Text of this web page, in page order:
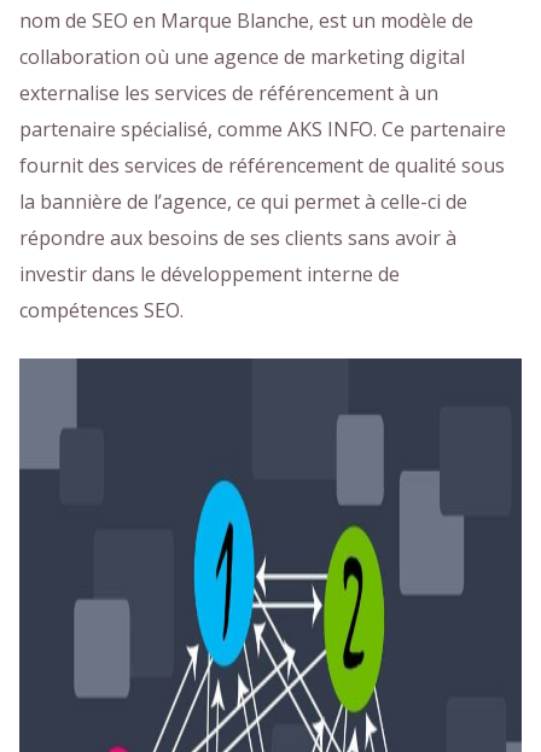
nom de SEO en Marque Blanche, est un modèle de
collaboration où une agence de marketing digital
externalise les services de référencement à un
partenaire spécialisé, comme AKS INFO. Ce partenaire
fournit des services de référencement de qualité sous
la bannière de l’agence, ce qui permet à celle-ci de
répondre aux besoins de ses clients sans avoir à
investir dans le développement interne de
compétences SEO.